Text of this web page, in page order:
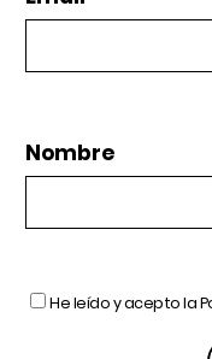
Nombre
He leído y acepto la